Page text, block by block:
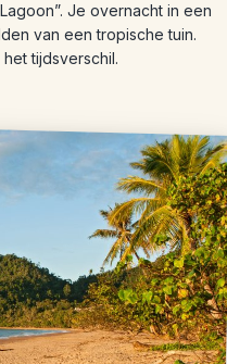
Je overnacht in een
van een tropische tuin.
tijdsverschil.